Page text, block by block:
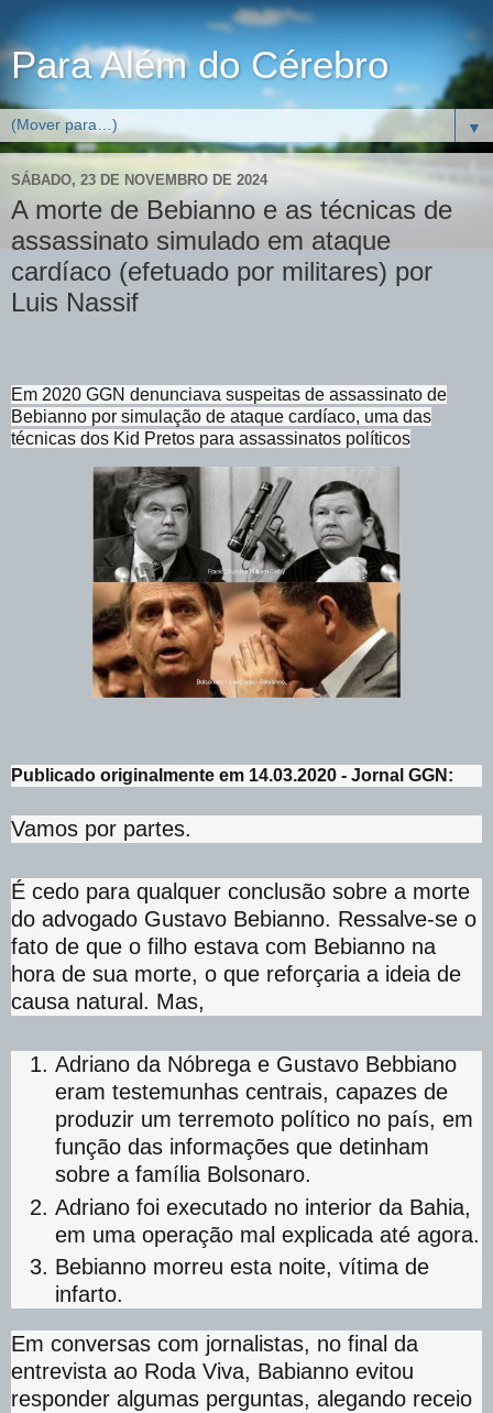
Para Além do Cérebro
▼
SÁBADO, 23 DE NOVEMBRO DE 2024
A morte de Bebianno e as técnicas de
assassinato simulado em ataque
cardíaco (efetuado por militares) por
Luis Nassif
Em 2020 GGN denunciava suspeitas de assassinato de
Bebianno por simulação de ataque cardíaco, uma das
técnicas dos Kid Pretos para assassinatos políticos
Publicado originalmente em 14.03.2020 - Jornal GGN:
Vamos por partes.
É cedo para qualquer conclusão sobre a morte
do advogado Gustavo Bebianno. Ressalve-se o
fato de que o filho estava com Bebianno na
hora de sua morte, o que reforçaria a ideia de
causa natural. Mas,
Adriano da Nóbrega e Gustavo Bebbiano
eram testemunhas centrais, capazes de
produzir um terremoto político no país, em
função das informações que detinham
sobre a família Bolsonaro.
Adriano foi executado no interior da Bahia,
em uma operação mal explicada até agora.
Bebianno morreu esta noite, vítima de
infarto.
Em conversas com jornalistas, no final da
entrevista ao Roda Viva, Babianno evitou
responder algumas perguntas, alegando receio